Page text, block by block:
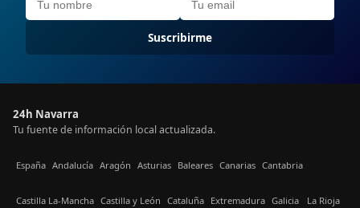
Suscribirme
24h Navarra
Tu fuente de información local actualizada.
España Andalucía Aragón Asturias Baleares Canarias Cantabria
Castilla La-Mancha Castilla y León Cataluña Extremadura Galicia La Rioja